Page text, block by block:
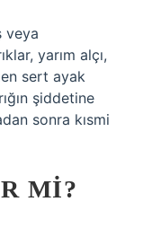
veya
yarım alçı,
sert ayak
şiddetine
sonra kısmi
MI?